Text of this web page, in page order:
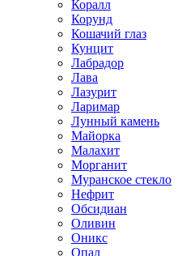
Коралл
Корунд
Кошачий глаз
Кунцит
Лабрадор
Лава
Лазурит
Ларимар
Лунный камень
Майорка
Малахит
Морганит
Муранское стекло
Нефрит
Обсидиан
Оливин
Оникс
Опал